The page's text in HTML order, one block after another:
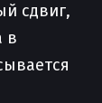
сдвиг,
в